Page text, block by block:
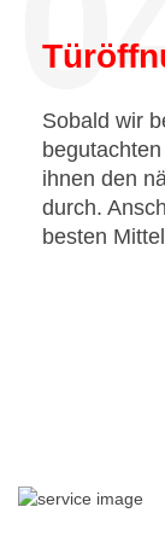
Sobald wir
ihnen den
durch.
besten